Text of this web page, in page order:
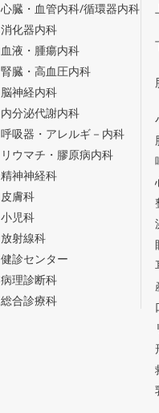
心臓・血管内科/循環器内科
消化器内科
血液・腫瘍内科
腎臓・高血圧内科
脳神経内科
内分泌代謝内科
呼吸器・アレルギ－内科
リウマチ・膠原病内科
精神神経科
皮膚科
小児科
放射線科
健診センター
病理診断科
総合診療科